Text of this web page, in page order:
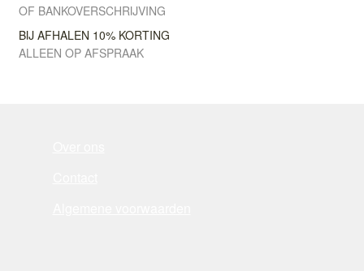
OF BANKOVERSCHRIJVING
BIJ AFHALEN 10% KORTING
ALLEEN OP AFSPRAAK